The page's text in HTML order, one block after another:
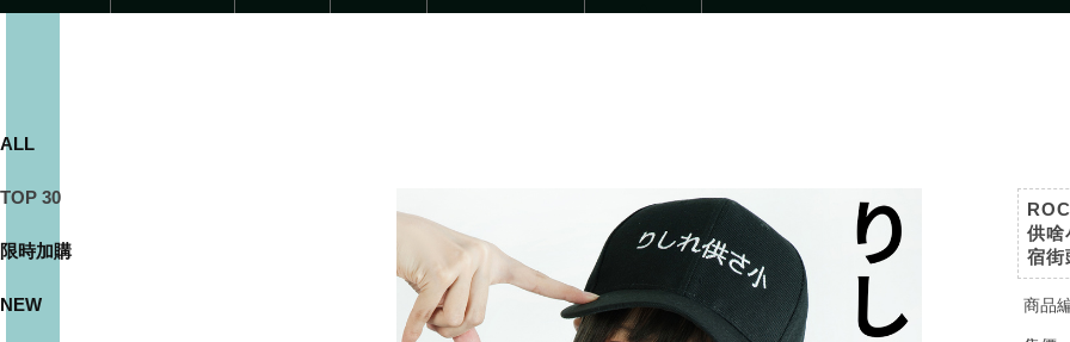
ALL
TOP 30
限時加購
NEW
供啥
宿街
商品